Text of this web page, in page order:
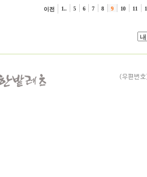
이전 1.. 5 6 7 8 9 10 11